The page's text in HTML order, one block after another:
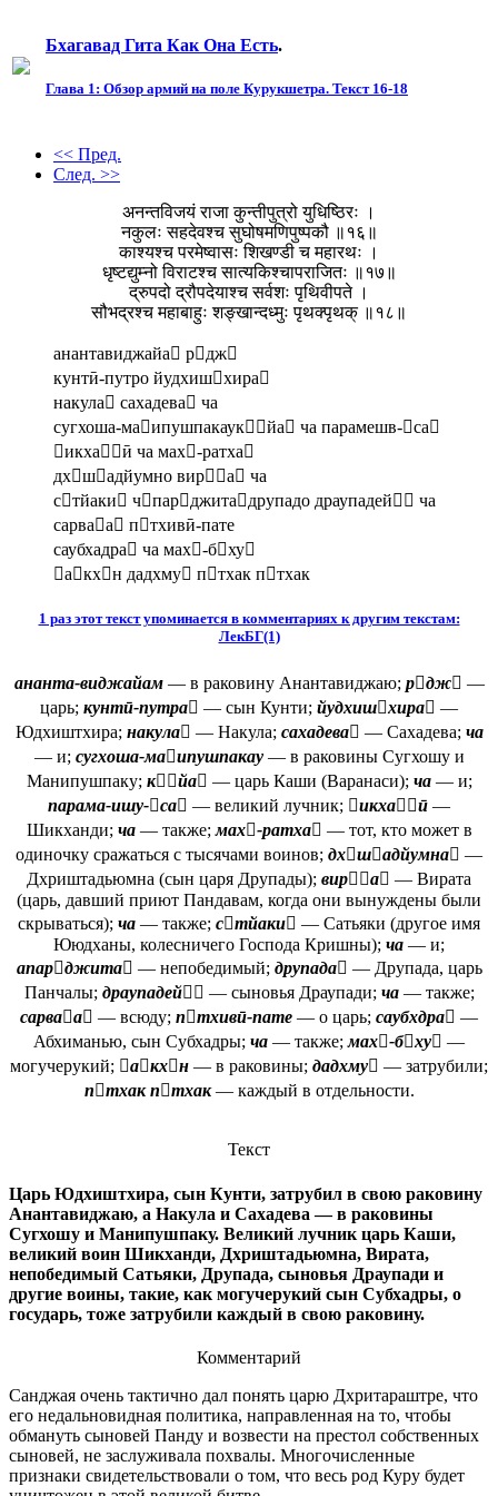
Бхагавад Гита Как Она Есть.
Глава 1: Обзор армий на поле Курукшетра. Текст 16-18
<< Пред.
След. >>
अनन्तविजयं राजा कुन्तीपुत्रो युधिष्ठिरः ।
नकुलः सहदेवश्च सुघोषमणिपुष्पकौ ॥१६॥
काश्यश्च परमेष्वासः शिखण्डी च महारथः ।
धृष्टद्युम्नो विराटश्च सात्यकिश्चापराजितः ॥१७॥
द्रुपदो द्रौपदेयाश्च सर्वशः पृथिवीपते ।
सौभद्रश्च महाबाहुः शङ्खान्दध्मुः पृथक्पृथक् ॥१८॥
анантавиджайа рдж
кунтӣ-путро йудхишхира
накула сахадева ча
сугхоша-маипушпакаукйа ча парамешв-са
икхаӣ ча мах-ратха
дхшадйумно вира ча
стйаки чпарджитадрупадо драупадей ча
сарваа птхивӣ-пате
саубхадра ча мах-бху
акхн дадхму птхак птхак
1 раз этот текст упоминается в комментариях к другим текстам:
ЛекБГ(1)
ананта-виджайам— в раковину Анантавиджаю; рдж —
царь; кунтӣ-путра — сын Кунти; йудхишхира —
Юдхиштхира; накула — Накула; сахадева — Сахадева; ча
— и; сугхоша-маипушпакау— в раковины Сугхошу и
Манипушпаку; кйа — царь Каши (Варанаси); ча— и;
парама-ишу-са — великий лучник; икхаӣ —
Шикханди; ча— также;мах-ратха — тот, кто может в
одиночку сражаться с тысячами воинов; дхшадйумна —
Дхриштадьюмна (сын царя Друпады); вира — Вирата
(царь, давший приют Пандавам, когда они вынуждены были
скрываться); ча — также; стйаки — Сатьяки (другое имя
Ююдханы, колесничего Господа Кришны); ча — и;
апарджита — непобедимый; друпада — Друпада, царь
Панчалы; драупадей — сыновья Драупади; ча— также;
сарваа — всюду; птхивӣ-пате — о царь; саубхдра —
Абхиманью, сын Субхадры; ча — также;мах-бху —
могучерукий; акхн — в раковины; дадхму — затрубили;
птхак птхак— каждый в отдельности.
Текст
Царь Юдхиштхира, сын Кунти, затрубил в свою раковину
Анантавиджаю, а Накула и Сахадева — в раковины
Сугхошу и Манипушпаку. Великий лучник царь Каши,
великий воин Шикханди, Дхриштадьюмна, Вирата,
непобедимый Сатьяки, Друпада, сыновья Драупади и
другие воины, такие, как могучерукий сын Субхадры, о
государь, тоже затрубили каждый в свою раковину.
Комментарий
Санджая очень тактично дал понять царю Дхритараштре, что
его недальновидная политика, направленная на то, чтобы
обмануть сыновей Панду и возвести на престол собственных
сыновей, не заслуживала похвалы. Многочисленные
признаки свидетельствовали о том, что весь род Куру будет